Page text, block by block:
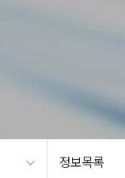
정보목록